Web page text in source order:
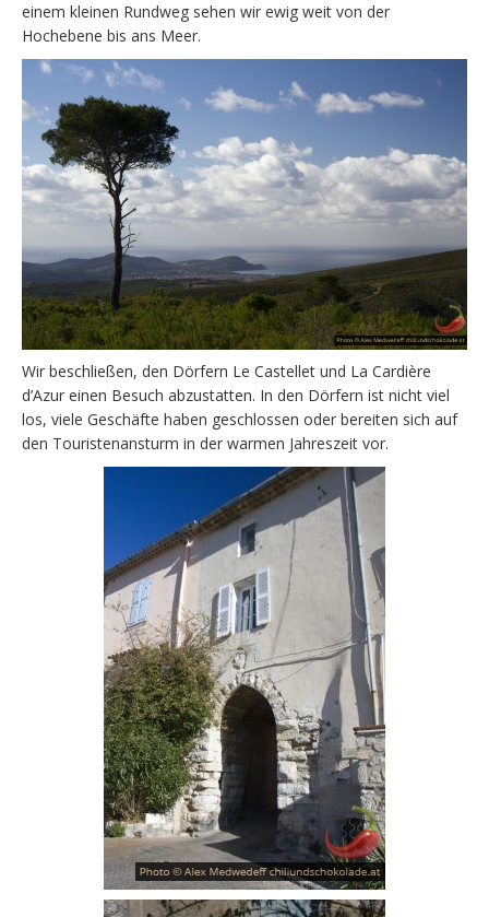
einem kleinen Rundweg sehen wir ewig weit von der
Hochebene bis ans Meer.
Wir beschließen, den Dörfern Le Castellet und La Cardière
d’Azur einen Besuch abzustatten. In den Dörfern ist nicht viel
los, viele Geschäfte haben geschlossen oder bereiten sich auf
den Touristenansturm in der warmen Jahreszeit vor.